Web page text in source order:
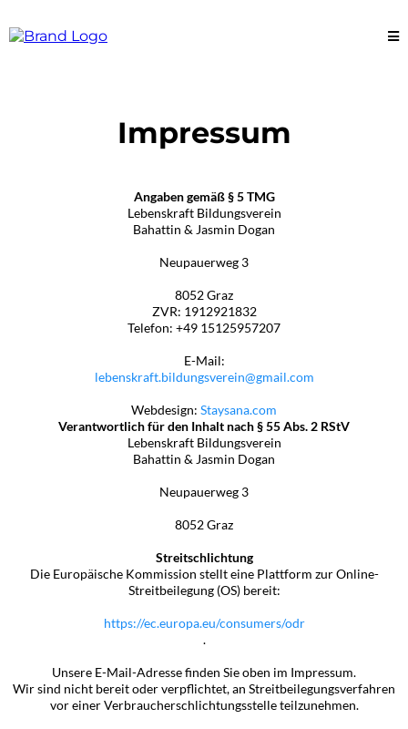
Impressum
Angaben gemäß § 5 TMG
Lebenskraft Bildungsverein
Bahattin & Jasmin Dogan
Neupauerweg 3
8052 Graz
ZVR: 1912921832
Telefon: +49 15125957207
E-Mail:
lebenskraft.bildungsverein@gmail.com
Webdesign: Staysana.com
Verantwortlich für den Inhalt nach § 55 Abs. 2 RStV
Lebenskraft Bildungsverein
Bahattin & Jasmin Dogan
Neupauerweg 3
8052 Graz
Streitschlichtung
Die Europäische Kommission stellt eine Plattform zur Online-
Streitbeilegung (OS) bereit:
https://ec.europa.eu/consumers/odr
.
Unsere E-Mail-Adresse finden Sie oben im Impressum.
Wir sind nicht bereit oder verpflichtet, an Streitbeilegungsverfahren
vor einer Verbraucherschlichtungsstelle teilzunehmen.